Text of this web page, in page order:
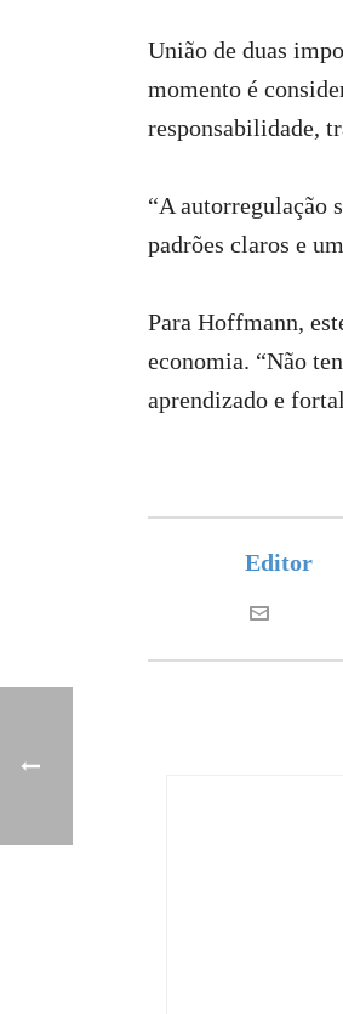
União de duas
momento é
responsabilidade,
“A autorregulação
padrões claros e
Para Hoffmann,
economia. “Não
aprendizado e
Editor